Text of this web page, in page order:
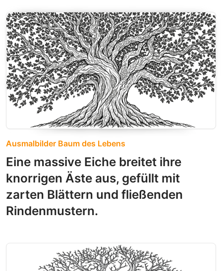
Ausmalbilder Baum des Lebens
Eine massive Eiche breitet ihre
knorrigen Äste aus, gefüllt mit
zarten Blättern und fließenden
Rindenmustern.